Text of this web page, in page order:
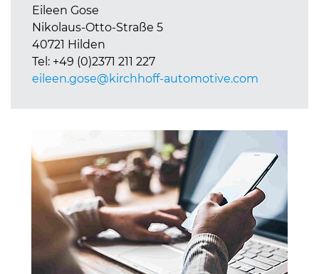
Eileen Gose
Nikolaus-Otto-Straße 5
40721 Hilden
Tel: +49 (0)2371 211 227
eileen.gose@kirchhoff-automotive.com